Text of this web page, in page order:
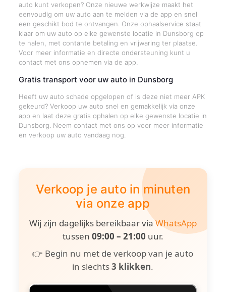
auto kunt verkopen? Onze nieuwe werkwijze maakt het
eenvoudig om uw auto aan te melden via de app en snel
een geschikt bod te ontvangen. Onze ophaalservice staat
klaar om uw auto op elke gewenste locatie in Dunsborg op
te halen, met contante betaling en vrijwaring ter plaatse.
Voor meer informatie en directe ondersteuning kunt u
contact met ons opnemen via de app.
Gratis transport voor uw auto in Dunsborg
Heeft uw auto schade opgelopen of is deze niet meer APK
gekeurd? Verkoop uw auto snel en gemakkelijk via onze
app en laat deze gratis ophalen op elke gewenste locatie in
Dunsborg. Neem contact met ons op voor meer informatie
en verkoop uw auto vandaag nog.
Verkoop je auto in minuten
via onze app
Wij zijn dagelijks bereikbaar viaWhatsApp
tussen 09:00 – 21:00 uur.
👉 Begin nu met de verkoop van je auto
in slechts3 klikken.